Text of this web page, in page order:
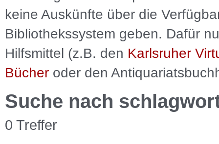
keine Auskünfte über die
Bibliothekssystem geben. Dafür
Hilfsmittel (z.B. den Karlsruher
Bücher oder den
Suche nach
0 Treffer